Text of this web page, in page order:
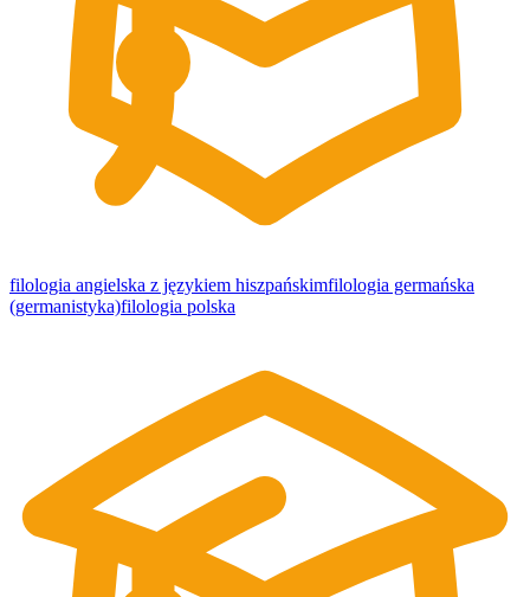
filologia angielska z językiem hiszpańskimfilologia germańska
(germanistyka)filologia polska